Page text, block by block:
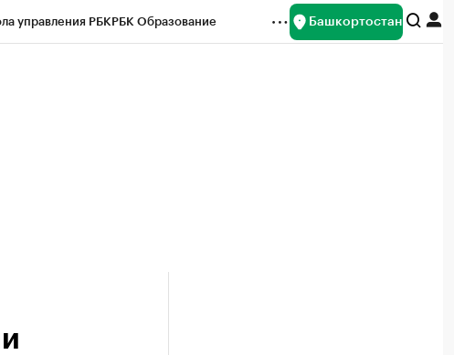
управления РБКРБК Образование Башкортостан